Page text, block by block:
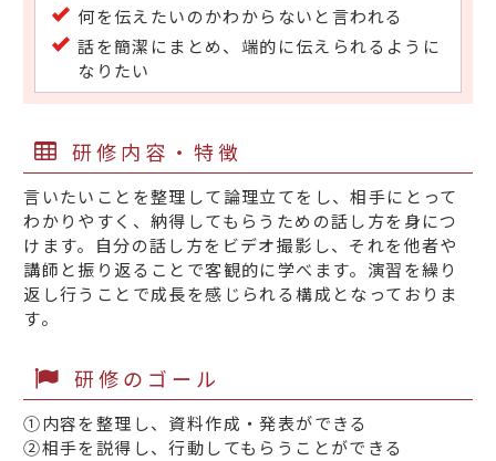
何を伝えたいのかわからないと言われる
話を簡潔にまとめ、端的に伝えられるように
なりたい
研修内容・特徴
言いたいことを整理して論理立てをし、相手にとって
わかりやすく、納得してもらうための話し方を身につ
けます。自分の話し方をビデオ撮影し、それを他者や
講師と振り返ることで客観的に学べます。演習を繰り
返し行うことで成長を感じられる構成となっておりま
す。
研修のゴール
①内容を整理し、資料作成・発表ができる
②相手を説得し、行動してもらうことができる